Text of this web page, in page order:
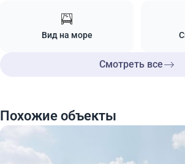
Вид на море
Смотреть все
Похожие объекты